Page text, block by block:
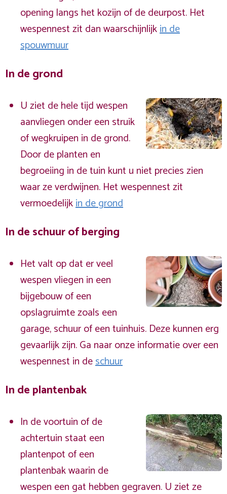
opening langs het kozijn of de deurpost. Het
wespennest zit dan waarschijnlijkin de
spouwmuur
In de grond
U ziet de hele tijd wespen
aanvliegen onder een struik
of wegkruipen in de grond.
Door de planten en
begroeiing in de tuin kunt u niet precies zien
waar ze verdwijnen. Het wespennest zit
vermoedelijkin de grond
In de schuur of berging
Het valt op dat er veel
wespen vliegen in een
bijgebouw of een
opslagruimte zoals een
garage, schuur of een tuinhuis. Deze kunnen erg
gevaarlijk zijn. Ga naar onze informatie over een
wespennest in deschuur
In de plantenbak
In de voortuin of de
achtertuin staat een
plantenpot of een
plantenbak waarin de
wespen een gat hebben gegraven. U ziet ze